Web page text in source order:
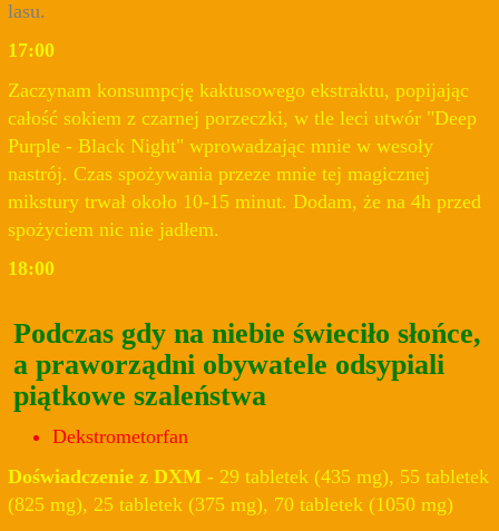
lasu.
17:00
Zaczynam konsumpcję kaktusowego ekstraktu, popijając
całość sokiem z czarnej porzeczki, w tle leci utwór "Deep
Purple - Black Night" wprowadzając mnie w wesoły
nastrój. Czas spożywania przeze mnie tej magicznej
mikstury trwał około 10-15 minut. Dodam, że na 4h przed
spożyciem nic nie jadłem.
18:00
Podczas gdy na niebie świeciło słońce,
a praworządni obywatele odsypiali
piątkowe szaleństwa
Dekstrometorfan
Doświadczenie z DXM - 29 tabletek (435 mg), 55 tabletek
(825 mg), 25 tabletek (375 mg), 70 tabletek (1050 mg)